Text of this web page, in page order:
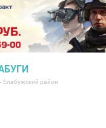
Елабужский район